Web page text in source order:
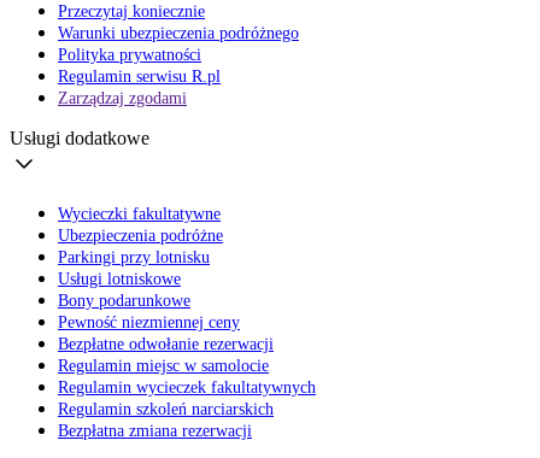
Przeczytaj koniecznie
Warunki ubezpieczenia podróżnego
Polityka prywatności
Regulamin serwisu R.pl
Zarządzaj zgodami
Usługi dodatkowe
Wycieczki fakultatywne
Ubezpieczenia podróżne
Parkingi przy lotnisku
Usługi lotniskowe
Bony podarunkowe
Pewność niezmiennej ceny
Bezpłatne odwołanie rezerwacji
Regulamin miejsc w samolocie
Regulamin wycieczek fakultatywnych
Regulamin szkoleń narciarskich
Bezpłatna zmiana rezerwacji